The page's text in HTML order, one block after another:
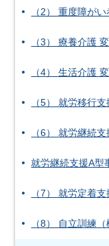
（2） 重度障が
（3） 療養介護
（4） 生活介護
（5） 就労移行
（6） 就労継続
就労継続支援A型
（7） 就労定着
（8） 自立訓練